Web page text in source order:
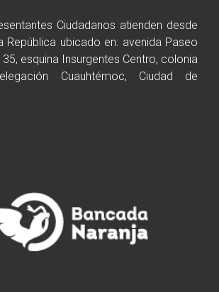
Ciudadanos atienden desde
República ubicado en: avenida Paseo
esquina Insurgentes Centro, colonia
Cuauhtémoc, Ciudad de